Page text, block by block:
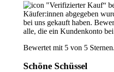
"Verifizierter Kauf“
Käufer:innen abgegeben
bei uns gekauft haben.
alle, die ein Kundenkonto bei
Bewertet mit 5 von 5 Sternen.
Schöne Schüssel